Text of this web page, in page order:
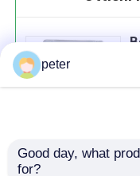
peter
Good day, what
for?